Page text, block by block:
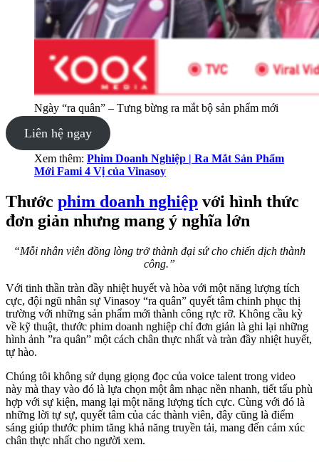
Ngày “ra quân” – Tưng bừng ra mắt bộ sản phẩm mới
Liên hệ ngay
Xem thêm: Phim Doanh Nghiệp | Ra Mắt Sản Phẩm
Mới Fami 4 Vị của Vinasoy
Thước phim doanh nghiệp với hình thức
đơn giản nhưng mang ý nghĩa lớn
“Mỗi nhân viên đồng lòng trở thành đại sứ cho chiến dịch thành
công.”
Với tinh thần tràn đầy nhiệt huyết và hòa với một năng lượng tích
cực, đội ngũ nhân sự Vinasoy “ra quân” quyết tâm chinh phục thị
trường với những sản phẩm mới thành công rực rỡ. Không cầu kỳ
về kỹ thuật, thước phim doanh nghiệp chỉ đơn giản là ghi lại những
hình ảnh ”ra quân” một cách chân thực nhất và tràn đầy nhiệt huyết,
tự hào.
Chúng tôi không sử dụng giọng đọc của voice talent trong video
này mà thay vào đó là lựa chọn một âm nhạc nền nhanh, tiết tấu phù
hợp với sự kiện, mang lại một năng lượng tích cực. Cùng với đó là
những lời tự sự, quyết tâm của các thành viên, đây cũng là điểm
sáng giúp thước phim tăng khả năng truyền tải, mang đến cảm xúc
chân thực nhất cho người xem.